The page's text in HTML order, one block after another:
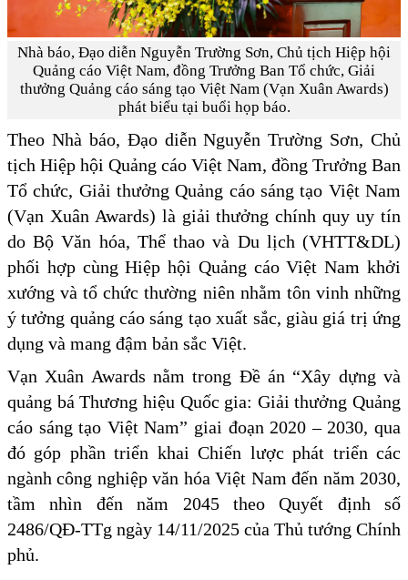
Nhà báo, Đạo diễn Nguyễn Trường Sơn, Chủ tịch Hiệp hội
Quảng cáo Việt Nam, đồng Trưởng Ban Tổ chức, Giải
thưởng Quảng cáo sáng tạo Việt Nam (Vạn Xuân Awards)
phát biểu tại buổi họp báo.
Theo Nhà báo, Đạo diễn Nguyễn Trường Sơn, Chủ
tịch Hiệp hội Quảng cáo Việt Nam, đồng Trưởng Ban
Tổ chức, Giải thưởng Quảng cáo sáng tạo Việt Nam
(Vạn Xuân Awards) là giải thưởng chính quy uy tín
do Bộ Văn hóa, Thể thao và Du lịch (VHTT&DL)
phối hợp cùng Hiệp hội Quảng cáo Việt Nam khởi
xướng và tổ chức thường niên nhằm tôn vinh những
ý tưởng quảng cáo sáng tạo xuất sắc, giàu giá trị ứng
dụng và mang đậm bản sắc Việt.
Vạn Xuân Awards nằm trong Đề án “Xây dựng và
quảng bá Thương hiệu Quốc gia: Giải thưởng Quảng
cáo sáng tạo Việt Nam” giai đoạn 2020 – 2030, qua
đó góp phần triển khai Chiến lược phát triển các
ngành công nghiệp văn hóa Việt Nam đến năm 2030,
tầm nhìn đến năm 2045 theo Quyết định số
2486/QĐ-TTg ngày 14/11/2025 của Thủ tướng Chính
phủ.